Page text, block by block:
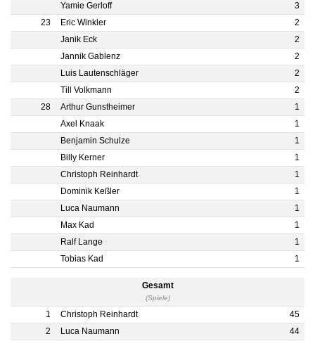
Yamie Gerloff
3
23
Eric Winkler
2
Janik Eck
2
Jannik Gablenz
2
Luis Lautenschläger
2
Till Volkmann
2
28
Arthur Gunstheimer
1
Axel Knaak
1
Benjamin Schulze
1
Billy Kerner
1
Christoph Reinhardt
1
Dominik Keßler
1
Luca Naumann
1
Max Kad
1
Ralf Lange
1
Tobias Kad
1
Gesamt
(Spiele)
1 Christoph Reinhardt
45
2
Luca Naumann
44